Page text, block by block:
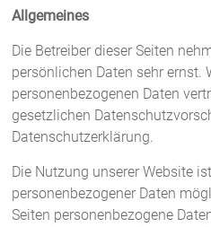
Allgemeines
Die Betreiber dieser Seiten
persönlichen Daten sehr ernst.
personenbezogenen Daten
gesetzlichen
Datenschutzerklärung.
Die Nutzung unserer Website
personenbezogener Daten
Seiten personenbezogene